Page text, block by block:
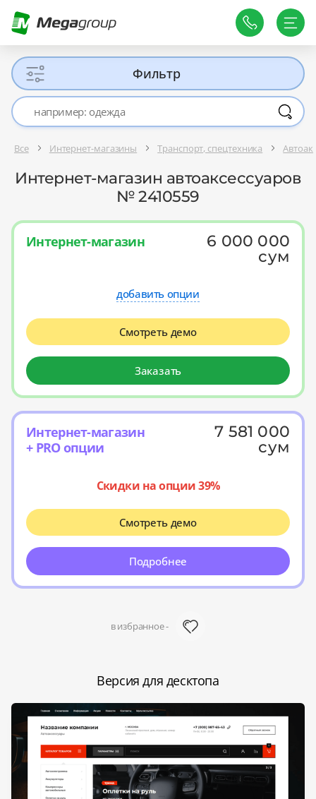
Фильтр
Все Интернет-магазины Транспорт, спецтехника
Интернет-магазин автоаксессуаров
№ 2410559
в избранное -
Интернет-магазин
6 000 000
сум
добавить опции
Смотреть демо
Заказать
Интернет-магазин
+ PRO опции
7 581 000
сум
Скидки на опции 39%
Смотреть демо
Подробнее
Версия для десктопа